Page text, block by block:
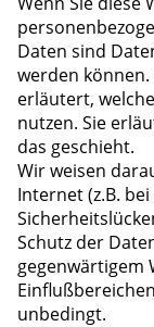
Daten sind
werden
erläutert,
nutzen. Sie
das geschieht.
Wir weisen
Internet (z.B.
Schutz der
gegenwärtigem
unbedingt.